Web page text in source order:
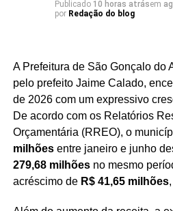
continuar presente nos
conversando com o povo
caminhada rumo ao
Nelter.
Publicado 10 horas atrásem
por Redação do blog
A Prefeitura de São Gonçalo do
pelo prefeito Jaime Calado,
de 2026 com um expressivo
De acordo com os Relatórios
Orçamentária (RREO), o
milhõesentre janeiro e junho
279,68 milhõesno mesmo
acréscimo de R$ 41,65 milhões